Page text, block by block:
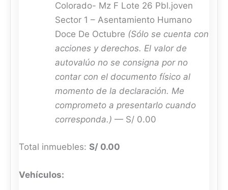
Colorado- Mz F Lote 26 Pbl.joven
Sector 1 – Asentamiento Humano
Doce De Octubre (Sólo se cuenta con
acciones y derechos. El valor de
autovalúo no se consigna por no
contar con el documento físico al
momento de la declaración. Me
comprometo a presentarlo cuando
corresponda.) — S/ 0.00
Total inmuebles: S/ 0.00
Vehículos: